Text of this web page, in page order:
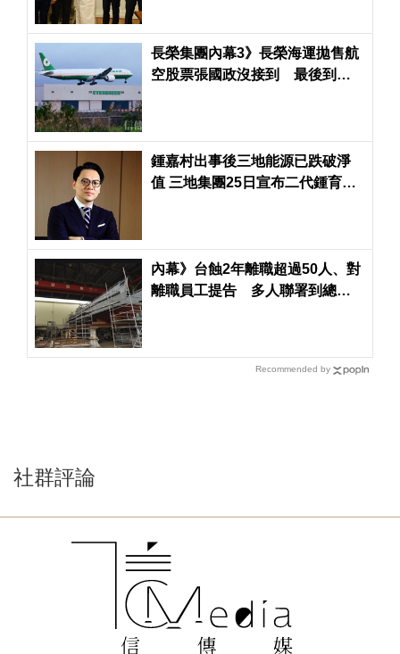
長榮集團內幕3》長榮海運拋售航
空股票張國政沒接到 最後到誰
鍾嘉村出事後三地能源已跌破淨
值 三地集團25日宣布二代鍾育霖
內幕》台蝕2年離職超過50人、對
離職員工提告 多人聯署到總統
Recommended by
社群評論